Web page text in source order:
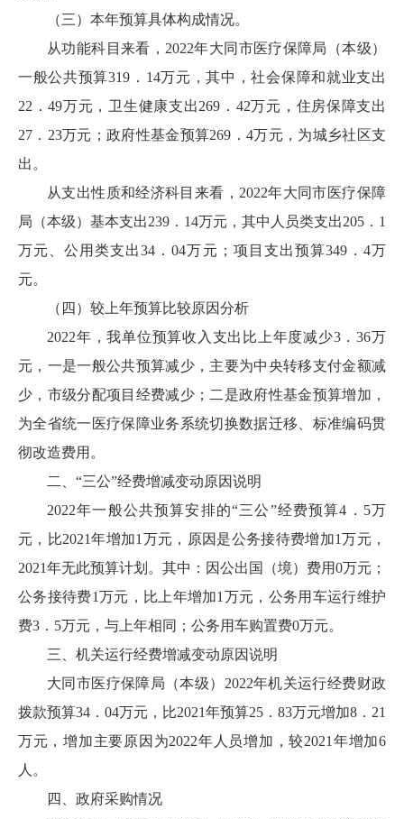
（三）本年预算具体构成情况。
从功能科目来看，2022年大同市医疗保障局（本级）
一般公共预算319．14万元，其中，社会保障和就业支出
22．49万元，卫生健康支出269．42万元，住房保障支出
27．23万元；政府性基金预算269．4万元，为城乡社区支
出。
从支出性质和经济科目来看，2022年大同市医疗保障
局（本级）基本支出239．14万元，其中人员类支出205．1
万元、公用类支出34．04万元；项目支出预算349．4万
元。
（四）较上年预算比较原因分析
2022年，我单位预算收入支出比上年度减少3．36万
元，一是一般公共预算减少，主要为中央转移支付金额减
少，市级分配项目经费减少；二是政府性基金预算增加，
为全省统一医疗保障业务系统切换数据迁移、标准编码贯
彻改造费用。
二、“三公”经费增减变动原因说明
2022年一般公共预算安排的“三公”经费预算4．5万
元，比2021年增加1万元，原因是公务接待费增加1万元，
2021年无此预算计划。其中：因公出国（境）费用0万元；
公务接待费1万元，比上年增加1万元，公务用车运行维护
费3．5万元，与上年相同；公务用车购置费0万元。
三、机关运行经费增减变动原因说明
大同市医疗保障局（本级）2022年机关运行经费财政
拨款预算34．04万元，比2021年预算25．83万元增加8．21
万元，增加主要原因为2022年人员增加，较2021年增加6
人。
四、政府采购情况